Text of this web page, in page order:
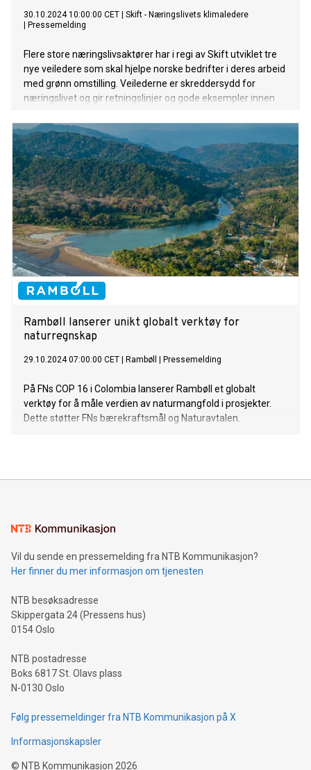
30.10.2024 10:00:00 CET
Skift - Næringslivets klimaledere
Pressemelding
Flere store næringslivsaktører har i regi av Skift utviklet tre
nye veiledere som skal hjelpe norske bedrifter i deres arbeid
med grønn omstilling. Veilederne er skreddersydd for
næringslivet og gir retningslinjer og gode eksempler innen
vitenskapsbaserte mål.
Rambøll lanserer unikt globalt verktøy for
naturregnskap
29.10.2024 07:00:00 CET Rambøll Pressemelding
På FNs COP 16 i Colombia lanserer Rambøll et globalt
verktøy for å måle verdien av naturmangfold i prosjekter.
Dette støtter FNs bærekraftsmål og Naturavtalen.
Vil du sende en pressemelding fra NTB Kommunikasjon?
Her finner du mer informasjon om tjenesten
NTB besøksadresse
Skippergata 24 (Pressens hus)
0154 Oslo
NTB postadresse
Boks 6817 St. Olavs plass
N-0130 Oslo
Følg pressemeldinger fra NTB Kommunikasjon på X
Informasjonskapsler
© NTB Kommunikasjon 2026